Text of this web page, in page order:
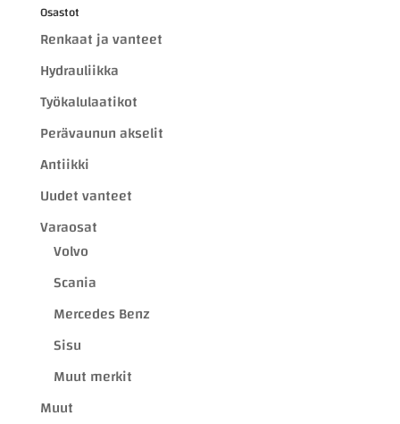
Osastot
Renkaat ja vanteet
Hydrauliikka
Työkalulaatikot
Perävaunun akselit
Antiikki
Uudet vanteet
Varaosat
Volvo
Scania
Mercedes Benz
Sisu
Muut merkit
Muut